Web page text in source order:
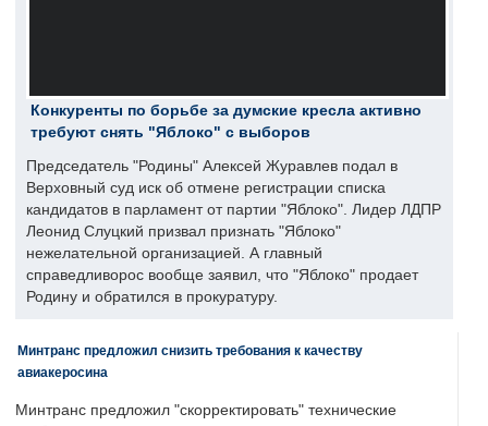
Конкуренты по борьбе за думские кресла активно
требуют снять "Яблоко" с выборов
Председатель "Родины" Алексей Журавлев подал в
Верховный суд иск об отмене регистрации списка
кандидатов в парламент от партии "Яблоко". Лидер ЛДПР
Леонид Слуцкий призвал признать "Яблоко"
нежелательной организацией. А главный
справедливорос вообще заявил, что "Яблоко" продает
Родину и обратился в прокуратуру.
Минтранс предложил снизить требования к качеству
авиакеросина
Минтранс предложил "скорректировать" технические